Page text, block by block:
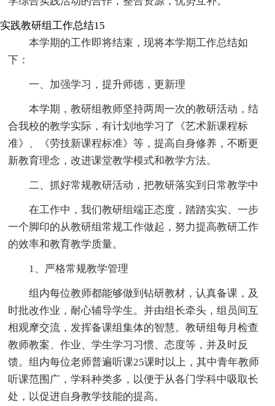
实践教研组工作总结15
本学期的工作即将结束，现将本学期工作总结如
下：
一、加强学习，提升师德，更新理
本学期，教研组教师坚持两周一次的教研活动，结
合我校的教学实际，有计划地学习了《艺术新课程标
准》、《劳技新课程标准》等，提高自身修养，不断更
新教育理念，改进课堂教学模式和教学方法。
二、抓好常规教研活动，把教研落实到日常教学中
在工作中，我们教研组端正态度，踏踏实实、一步
一个脚印的从教研组常规工作做起，努力提高教研工作
的效率和教育教学质量。
1、严格常规教学管理
组内每位教师都能够做到钻研教材，认真备课，及
时批改作业，耐心辅导学生。并由组长牵头，组员间互
相观摩交流，发挥备课组集体的智慧。教研组每月检查
教师教案、作业、学生学习习惯、态度等，并及时反
馈。组内每位老师普遍听课25课时以上，其中青年教师
听课范围广，学科种类多，以便于从各门学科中吸取长
处，以促进自身教学技能的提高。